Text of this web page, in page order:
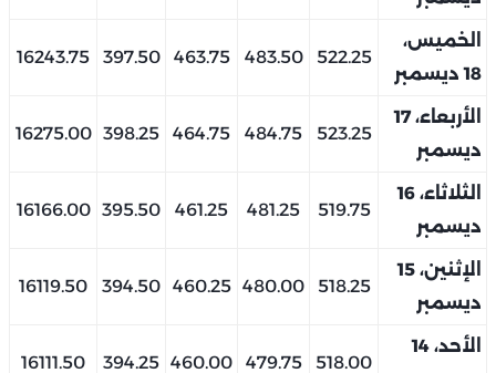
الخميس،
18 ديسمبر
522.25
483.50
463.75
397.50
16243.75
الأربعاء، 17
ديسمبر
523.25
484.75
464.75
398.25
16275.00
الثلاثاء، 16
ديسمبر
519.75
481.25
461.25
395.50
16166.00
الإثنين، 15
ديسمبر
518.25
480.00
460.25
394.50
16119.50
الأحد، 14
518.00
479.75
460.00
394.25
16111.50